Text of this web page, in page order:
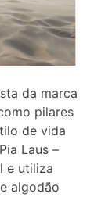
da marca
pilares
de vida
Laus –
e utiliza
algodão